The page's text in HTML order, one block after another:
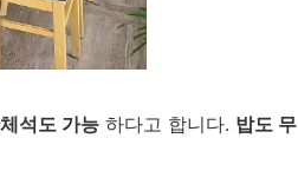
석도 가능 하다고 합니다. 밥도 무